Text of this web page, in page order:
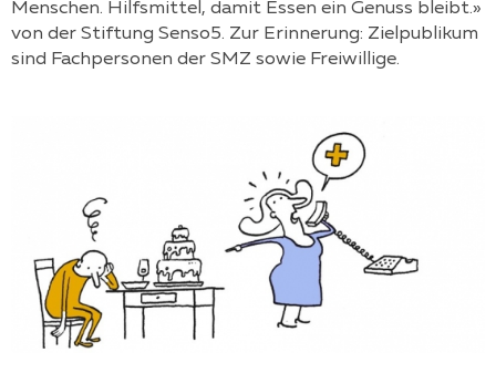
Menschen. Hilfsmittel, damit Essen ein Genuss bleibt.»
von der Stiftung Senso5. Zur Erinnerung: Zielpublikum
sind Fachpersonen der SMZ sowie Freiwillige.